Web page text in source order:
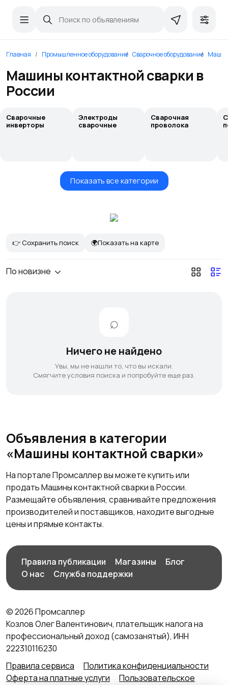
Главная Промышленное оборудование Сварочное оборудование
Машины контактной сварки в
России
Сварочные
инверторы
Электроды
сварочные
Сварочная
проволока
Показать все категории
👉 Сохранить поиск 🌍Показать на карте
По новизне
Ничего не найдено
Увы, мы не нашли то, что вы искали.
Смягчите условия поиска и попробуйте еще раз.
Объявления в категории
«Машины контактной сварки»
На портале Промсаллер вы можете купить или
продать Машины контактной сварки в России.
Размещайте объявления, сравнивайте предложения
производителей и поставщиков, находите выгодные
цены и прямые контакты.
Правила публикации Магазины
Блог
О нас
Служба поддержки
© 2026 Промсаллер
Козлов Олег Валентинович, плательщик налога на
профессиональный доход (самозанятый), ИНН
222310116230
Правила сервиса
Политика конфиденциальности
Оферта на платные услуги
Пользовательское